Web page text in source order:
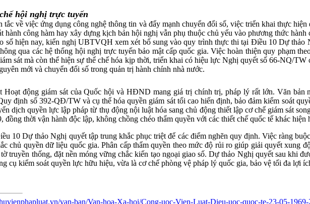
hội nghị trực tuyến
về việc ứng dụng công nghệ thông tin và đẩy mạnh chuyển đổi số, việc triển khai thực
công hàm hay xây dựng kịch bản hội nghị vẫn phụ thuộc chủ yếu vào phương thức
số hiện nay, kiến nghị UBTVQH xem xét bổ sung vào quy trình thực thi tại Điều 10 Dự thảo
qua các hệ thống hội nghị trực tuyến bảo mật cấp quốc gia. Việc hoàn thiện quy phạm
sát mà còn thể hiện sự thể chế hóa kịp thời, triển khai có hiệu lực Nghị quyết số 66-NQ/
mới và chuyển đổi số trong quản trị hành chính nhà nước.
động giám sát của Quốc hội và HĐND mang giá trị chính trị, pháp lý rất lớn. Văn bản
định số 392-QĐ/TW và cụ thể hóa quyền giám sát tối cao hiến định, bảo đảm kiểm soát
dịch quyền lực lập pháp từ thụ động nội luật hóa sang chủ động thiết lập cơ chế giám sát
thời vận hành độc lập, không chồng chéo thẩm quyền với các thiết chế quốc tế khác hiện
10 Dự thảo Nghị quyết tập trung khắc phục triệt để các điểm nghẽn quy định. Việc ràng
chủ quyền dữ liệu quốc gia. Phân cấp thẩm quyền theo mức độ rủi ro giúp giải quyết xung
truyền thống, đặt nền móng vững chắc kiến tạo ngoại giao số. Dự thảo Nghị quyết sau khi
cụ kiểm soát quyền lực hữu hiệu, vừa là cơ chế phòng vệ pháp lý quốc gia, bảo vệ tối đa lợi
van-ban/Van-hoa-Xa-hoi/Cong-uoc-Vien-Luat-Dieu-uoc-quoc-te-23-05-